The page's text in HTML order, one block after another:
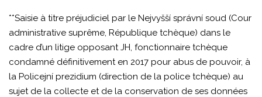
**Saisie à titre préjudiciel par le Nejvyšší správní soud (Cour
administrative suprême, République tchèque) dans le
cadre d’un litige opposant JH, fonctionnaire tchèque
condamné définitivement en 2017 pour abus de pouvoir, à
la Policejní prezidium (direction de la police tchèque) au
sujet de la collecte et de la conservation de ses données